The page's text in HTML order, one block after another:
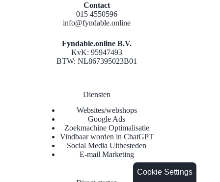
Cookie Settings
Contact
015 4550596
info@fyndable.online
Fyndable.online B.V.
KvK: 95947493
BTW: NL867395023B01
Diensten
Websites/webshops
Google Ads
Zoekmachine Optimalisatie
Vindbaar worden in ChatGPT
Social Media Uitbesteden
E-mail Marketing